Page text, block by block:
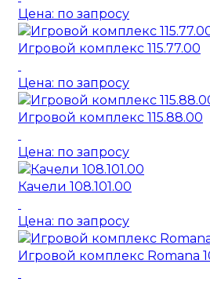
Цена: по запросу
Игровой комплекс 115.77.00
Цена: по запросу
Игровой комплекс 115.88.00
Цена: по запросу
Качели 108.101.00
Цена: по запросу
Игровой комплекс Romana